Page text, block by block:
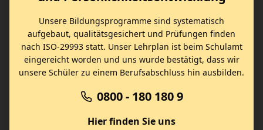
Unsere Bildungsprogramme sind systematisch
aufgebaut, qualitätsgesichert und Prüfungen finden
nach ISO-29993 statt. Unser Lehrplan ist beim Schulamt
eingereicht worden und uns wurde bestätigt, dass wir
unsere Schüler zu einem Berufsabschluss hin ausbilden.
0800 - 180 180 9
Hier finden Sie uns